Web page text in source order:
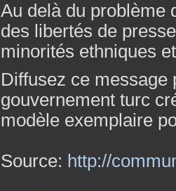
Au delà du problème
des libertés de
minorités ethniques
Diffusez ce message
gouvernement turc
modèle exemplaire
Source: http://